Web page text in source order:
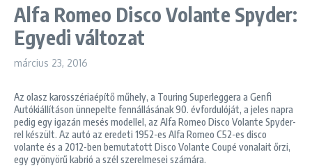
Alfa Romeo Disco Volante Spyder:
Egyedi változat
március 23, 2016
Az olasz karosszériaépítő műhely, a Touring Superleggera a Genfi
Autókiállításon ünnepelte fennállásának 90. évfordulóját, a jeles napra
pedig egy igazán mesés modellel, az Alfa Romeo Disco Volante Spyder-
rel készült. Az autó az eredeti 1952-es Alfa Romeo C52-es disco
volante és a 2012-ben bemutatott Disco Volante Coupé vonalait őrzi,
egy gyönyörű kabrió a szél szerelmesei számára.